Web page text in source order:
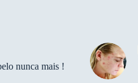
nunca mais !